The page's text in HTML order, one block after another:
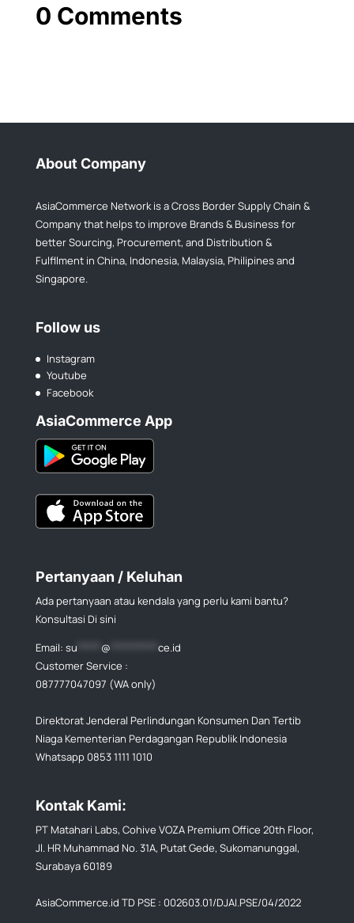
0 Comments
About Company
AsiaCommerce Network is a Cross Border Supply Chain &
Company that helps to improve Brands & Business for
better Sourcing, Procurement, and Distribution &
Fulfllment in China, Indonesia, Malaysia, Philipines and
Singapore.
Follow us
Instagram
Youtube
Facebook
AsiaCommerce App
Pertanyaan / Keluhan
Ada pertanyaan atau kendala yang perlu kami bantu?
Konsultasi Di sini
Email: su @
ce.id
Customer Service :
087777047097 (WA only)
Direktorat Jenderal Perlindungan Konsumen Dan Tertib
Niaga Kementerian Perdagangan Republik Indonesia
Whatsapp 0853 1111 1010
Kontak Kami:
PT Matahari Labs, Cohive VOZA Premium Office 20th Floor,
Jl. HR Muhammad No. 31A, Putat Gede, Sukomanunggal,
Surabaya 60189
AsiaCommerce.id TD PSE : 002603.01/DJAI.PSE/04/2022